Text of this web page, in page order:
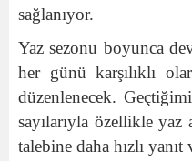
sağlanıyor.
Yaz sezonu boyunca
her günü karşılıklı
düzenlenecek.
sayılarıyla özellikle yaz
talebine daha hızlı